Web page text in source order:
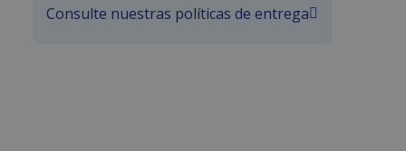
Consulte nuestras políticas de entrega